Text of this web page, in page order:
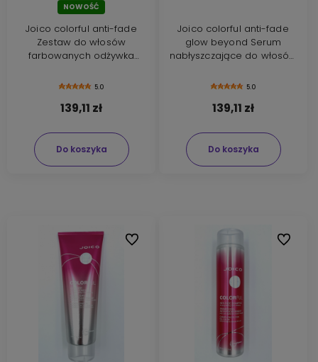
NOWOŚĆ
Joico colorful anti-fade
Zestaw do włosów
farbowanych odżywka
5.0
139,11 zł
Do koszyka
Joico colorful anti-fade
glow beyond Serum
nabłyszczające do włosów
5.0
139,11 zł
Do koszyka
Do ulubionych Do